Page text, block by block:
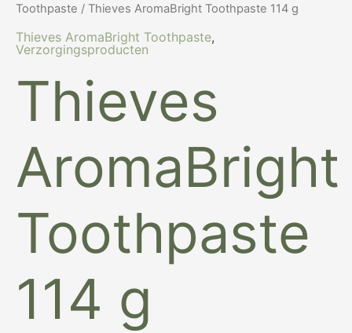
Toothpaste / Thieves AromaBright Toothpaste 114 g
Thieves AromaBright Toothpaste,
Verzorgingsproducten
Thieves
AromaBright
Toothpaste
114 g